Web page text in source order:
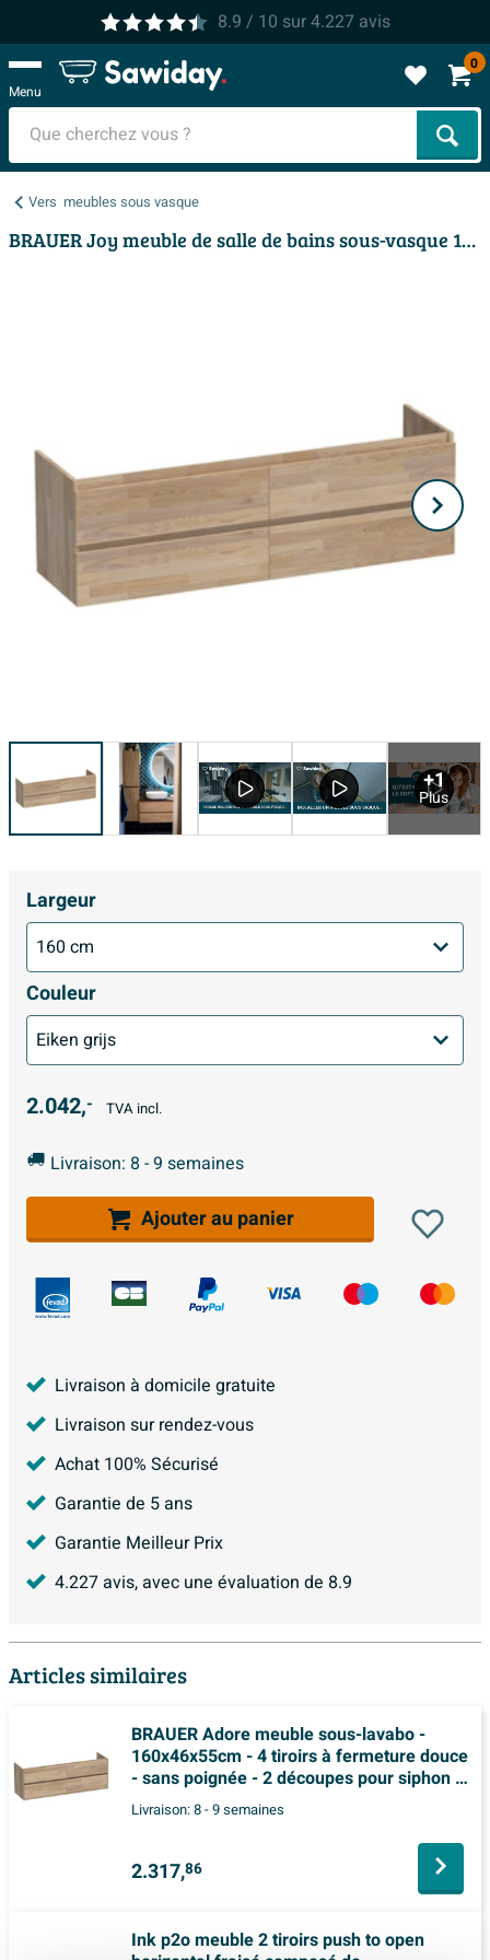
8.9 / 10 sur4.227 avis
Menu
0
Vers meubles sous vasque
BRAUER Joy meuble de salle de bains sous-vasque 160 4 tiroirs softclose - sans poignée - 2 découpes pour siphon - chêne massif - chêne abouté gris
+1
Plus
Largeur
Couleur
2.042,- TVA incl.
Livraison: 8 - 9 semaines
Ajouter au panier
Livraison à domicile gratuite
Livraison sur rendez-vous
Achat 100% Sécurisé
Garantie de 5 ans
Garantie Meilleur Prix
4.227avis, avec une évaluation de 8.9
Articles similaires
BRAUER Adore meuble sous-lavabo -
160x46x55cm - 4 tiroirs à fermeture douce
- sans poignée - 2 découpes pour siphon -
chêne massif - chêne abouté gris
Livraison:8 - 9 semaines
2.317,86
Ink p2o meuble 2 tiroirs push to open